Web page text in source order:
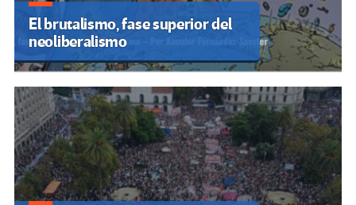
El brutalismo, fase superior del
neoliberalismo